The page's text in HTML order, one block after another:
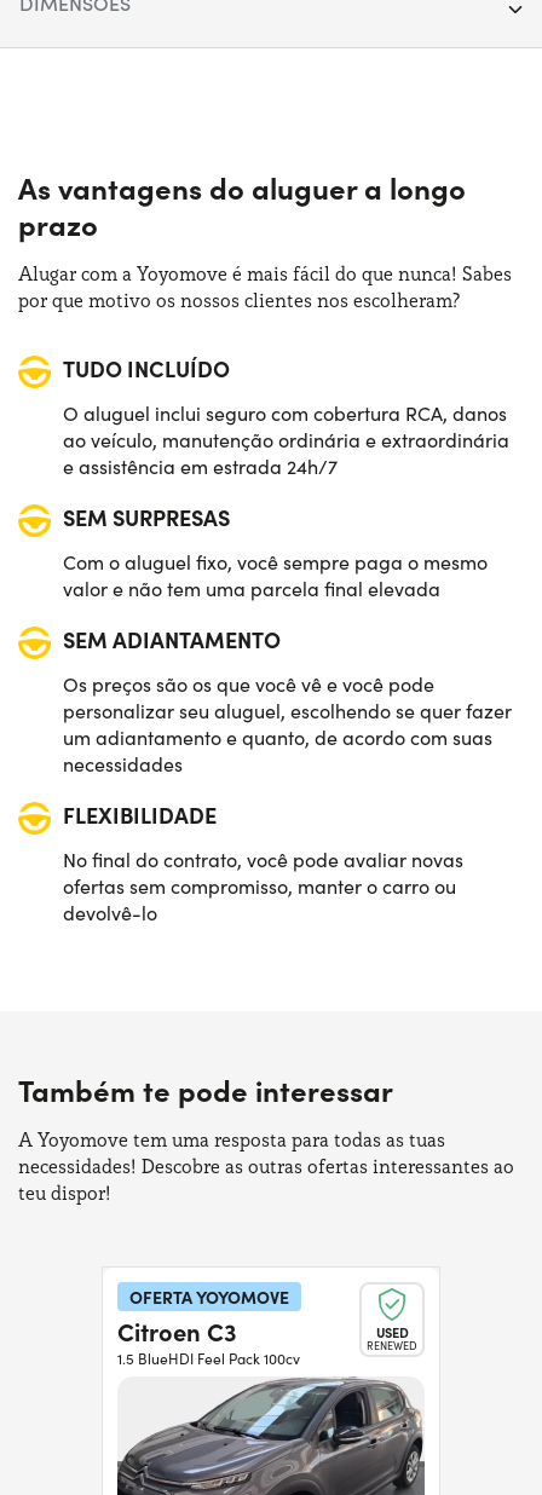
Tração:Anterior
Numero de lugares: 4
Potência:
Altura:
Bagageira (máx):
Bagageira (mín):185 lt
As vantagens do aluguer a longo
prazo
Alugar com a Yoyomove é mais fácil do que nunca! Sabes
por que motivo os nossos clientes nos escolheram?
TUDO INCLUÍDO
O aluguel inclui seguro com cobertura RCA, danos
ao veículo, manutenção ordinária e extraordinária
e assistência em estrada 24h/7
SEM SURPRESAS
Com o aluguel fixo, você sempre paga o mesmo
valor e não tem uma parcela final elevada
SEM ADIANTAMENTO
Os preços são os que você vê e você pode
personalizar seu aluguel, escolhendo se quer fazer
um adiantamento e quanto, de acordo com suas
necessidades
FLEXIBILIDADE
No final do contrato, você pode avaliar novas
ofertas sem compromisso, manter o carro ou
devolvê-lo
Também te pode interessar
A Yoyomove tem uma resposta para todas as tuas
necessidades! Descobre as outras ofertas interessantes ao
teu dispor!
OFERTA YOYOMOVE
USED
RENEWED
Citroen C3
1.5 BlueHDI Feel Pack 100cv